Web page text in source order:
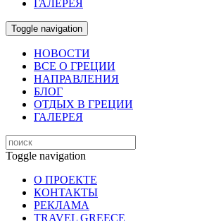
ГАЛЕРЕЯ
Toggle navigation
НОВОСТИ
ВСЕ О ГРЕЦИИ
НАПРАВЛЕНИЯ
БЛОГ
ОТДЫХ В ГРЕЦИИ
ГАЛЕРЕЯ
Toggle navigation
О ПРОЕКТЕ
КОНТАКТЫ
РЕКЛАМА
TRAVEL GREECE